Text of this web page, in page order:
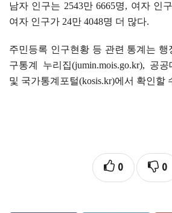
남자 인구는 2543만6665명, 여자 인
여자 인구가 24만 4048명 더 많다.
주민등록 인구현황 등 관련 통계는 행
구통계 누리집(jumin.mois.go.kr), 공공
및 국가통계포털(kosis.kr)에서 확인할
0 0